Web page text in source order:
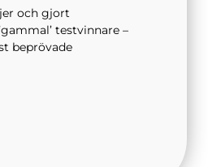
och gjort
testvinnare –
beprövade